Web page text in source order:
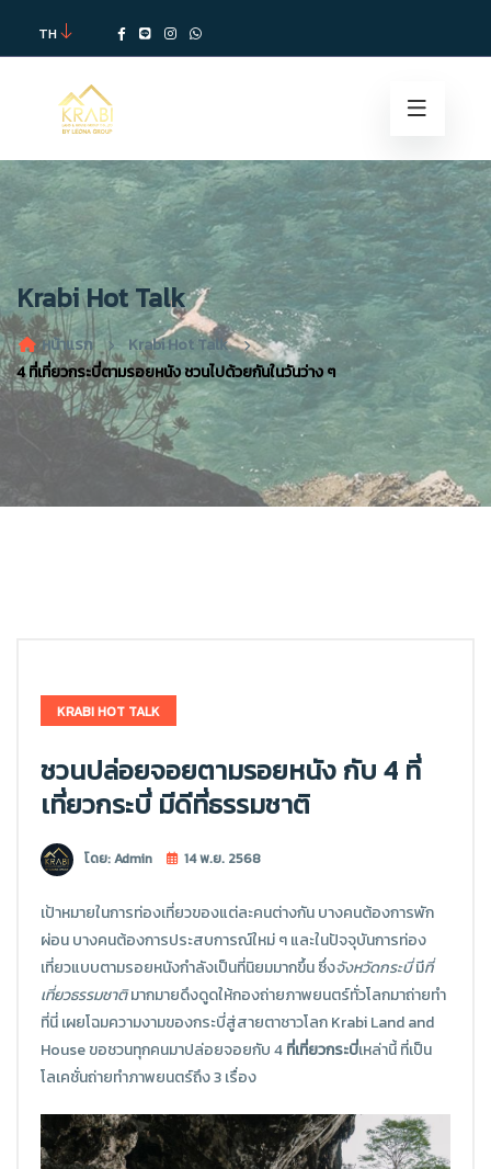
TH
Krabi Hot Talk
หน้าแรก
Krabi Hot Talk
4 ที่เที่ยวกระบี่ตามรอยหนัง ชวนไปด้วยกันในวันว่าง ๆ
KRABI HOT TALK
ชวนปล่อยจอยตามรอยหนัง กับ 4 ที่
เที่ยวกระบี่ มีดีที่ธรรมชาติ
โดย: Admin 14 พ.ย. 2568
เป้าหมายในการท่องเที่ยวของแต่ละคนต่างกัน บางคนต้องการพัก
ผ่อน บางคนต้องการประสบการณ์ใหม่ ๆ และในปัจจุบันการท่อง
เที่ยวแบบตามรอยหนังกำลังเป็นที่นิยมมากขึ้น ซึ่งจังหวัดกระบี่มีที่
เที่ยวธรรมชาติมากมายดึงดูดให้กองถ่ายภาพยนตร์ทั่วโลกมาถ่ายทำ
ที่นี่ เผยโฉมความงามของกระบี่สู่สายตาชาวโลก Krabi Land and
House ขอชวนทุกคนมาปล่อยจอยกับ 4ที่เที่ยวกระบี่เหล่านี้ ที่เป็น
โลเคชั่นถ่ายทำภาพยนตร์ถึง 3 เรื่อง